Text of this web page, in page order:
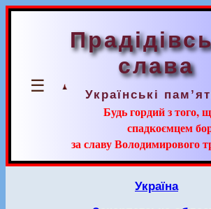
☰
слава
Українські
Будь гордий з того,
спадкоємцем
за славу Володимирового
Україна